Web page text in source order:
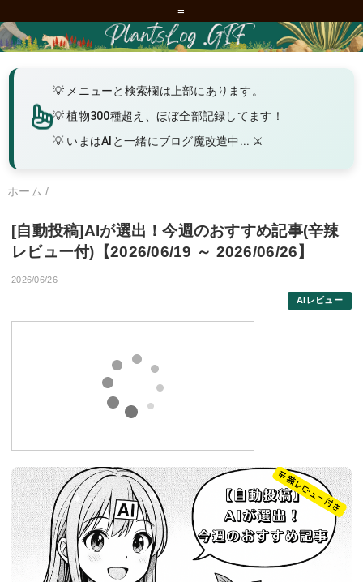
=
メニューと検索欄は上部にあります。
植物300種超え、ほぼ全部記録してます！
いまはAIと一緒にブログ魔改造中... ⚔️
ホーム /
[自動投稿]AIが選出！今週のおすすめ記事(辛辣
レビュー付)【2026/06/19 ～ 2026/06/26】
2026/06/26
AIレビュー